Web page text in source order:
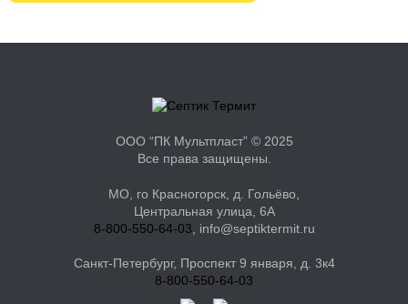
ООО “ПК Мультпласт” © 2025
Все права защищены.
МО, го Красногорск, д. Гольёво,
Центральная улица, 6А
8-800-550-64-03 , info@septiktermit.ru
Санкт-Петербург, Проспект 9 января, д. 3к4
8-800-550-64-03